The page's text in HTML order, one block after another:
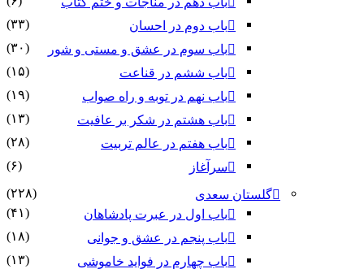
باب دوم در احسان
(۳۳)
باب سوم در عشق و مستی و شور
(۳۰)
باب ششم در قناعت
(۱۵)
باب نهم در توبه و راه صواب
(۱۹)
باب هشتم در شکر بر عافیت
(۱۳)
باب هفتم در عالم تربیت
(۲۸)
سرآغاز
(۶)
گلستان سعدی
(۲۲۸)
باب اول در عبرت پادشاهان
(۴۱)
باب پنجم در عشق و جوانى
(۱۸)
باب چهارم در فواید خاموشى
(۱۳)